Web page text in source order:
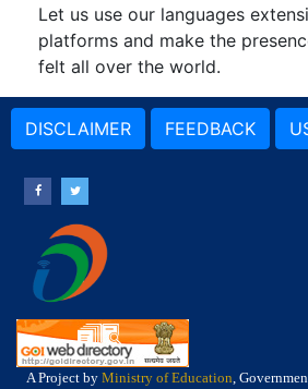
Let us use our languages
platforms and make the
felt all over the world.
DISCLAIMER FEEDBACK
A Project by Ministry of Education,